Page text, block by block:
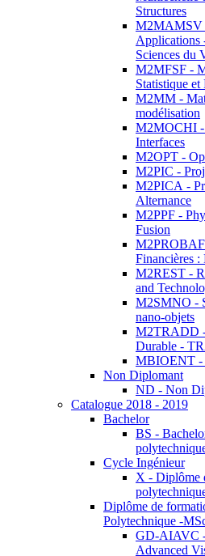
Structures
M2MAMSV
Applications
Sciences du
M2MFSF -
Statistique et
M2MM -
modélisation
M2MOCHI -
Interfaces
M2OPT -
M2PIC -
M2PICA -
Alternance
M2PPF -
Fusion
Financières :
M2REST -
and
M2SMNO -
nano-objets
M2TRADD -
Durable -
MBIOENT -
Non Diplomant
ND - Non
Catalogue 2018 - 2019
Bachelor
BS -
Cycle Ingénieur
X - Diplôme
Diplôme de
Polytechnique -
GD-AIAVC
Advanced